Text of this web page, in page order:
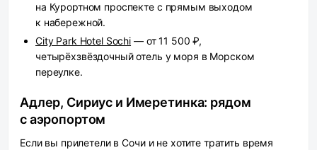
на Курортном проспекте с прямым выходом
к набережной.
City Park Hotel Sochi — от 11 500 ₽,
четырёхзвёздочный отель у моря в Морском
переулке.
Адлер, Сириус и Имеретинка: рядом
с аэропортом
Если вы прилетели в Сочи и не хотите тратить время